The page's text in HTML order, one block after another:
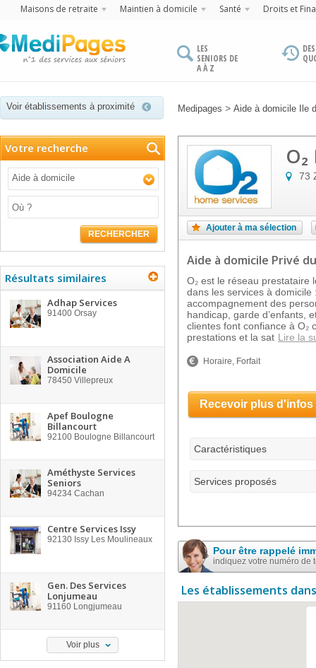
Maisons de retraite Maintien à domicile Santé Droits et
LES
SENIORS DE
A À Z
Voir établissements à proximité Medipages > Aide à domicile Ile
Votre recherche
Aide à domicile
RECHERCHER
Résultats similaires
Adhap Services
91400 Orsay
Association Aide A
Domicile
78450 Villepreux
Apef Boulogne
Billancourt
92100 Boulogne Billancourt
Améthyste Services
Seniors
94234 Cachan
Centre Services Issy
92130 Issy Les Moulineaux
Gen. Des Services
Lonjumeau
91160 Longjumeau
Voir plus
73
Ajouter à ma sélection
Aide à domicile Privé
O₂ est le réseau prestataire
dans les services à
accompagnement des
handicap, garde d’enfants,
clientes font confiance à O₂
prestations et la sat Lire la
Horaire, Forfait
Recevoir plus d'infos
Caractéristiques
Services proposés
Pour être rappelé
indiquez votre numéro de
Les établissements